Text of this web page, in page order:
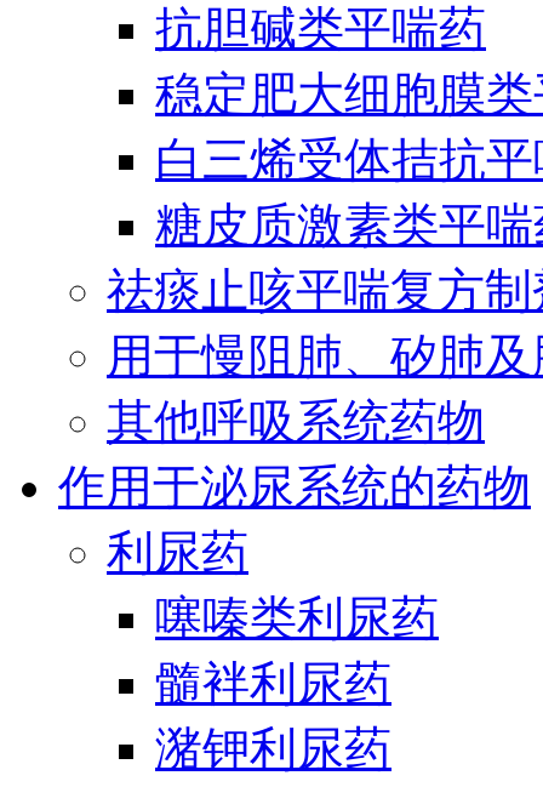
抗胆碱类平喘药
稳定肥大细胞膜
白三烯受体拮抗
糖皮质激素类平
祛痰止咳平喘复方制
用于慢阻肺、矽肺
其他呼吸系统药物
作用于泌尿系统的药物
利尿药
噻嗪类利尿药
髓袢利尿药
潴钾利尿药